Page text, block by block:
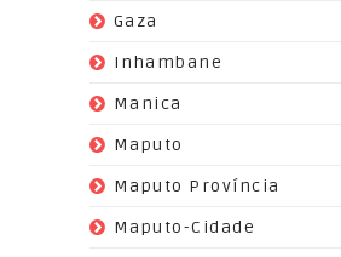
Gaza
Inhambane
Manica
Maputo
Maputo Província
Maputo-Cidade